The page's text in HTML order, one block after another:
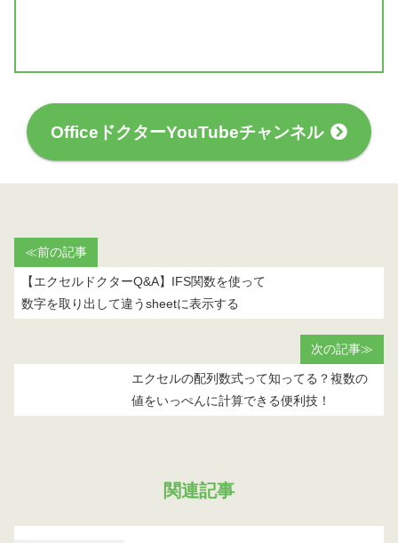
OfficeドクターYouTubeチャンネル
≪前の記事
【エクセルドクターQ&A】IFS関数を使って
数字を取り出して違うsheetに表示する
次の記事≫
エクセルの配列数式って知ってる？複数の
値をいっぺんに計算できる便利技！
関連記事